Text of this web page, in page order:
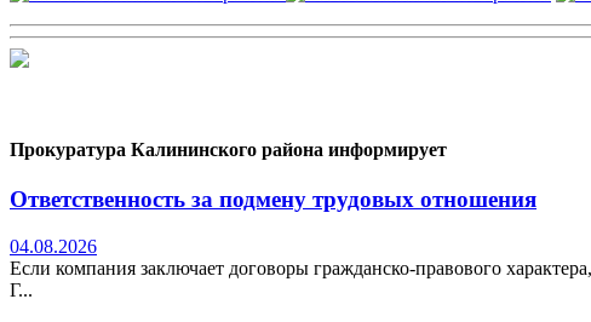
Прокуратура Калининского района информирует
Ответственность за подмену трудовых отношения
04.08.2026
Если компания заключает договоры гражданско-правового
Г...